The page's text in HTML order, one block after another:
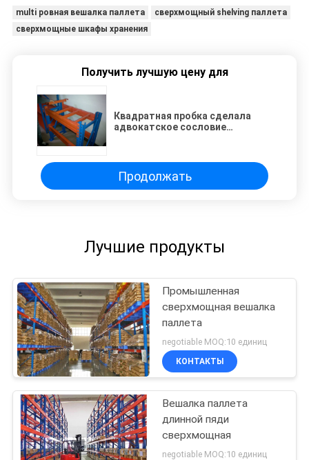
multi ровная вешалка паллета
сверхмощный shelving паллета
сверхмощные шкафы хранения
Получить лучшую цену для
Квадратная пробка сделала
адвокатское сословие
для того чтобы увеличить
величина наибольшей
допускаемой нагрузки на опору
Продолжать
Лучшие продукты
Промышленная
сверхмощная вешалка
паллета
negotiable MOQ:10 единиц
КОНТАКТЫ
Вешалка паллета
длинной пяди
сверхмощная
negotiable MOQ:10 единиц